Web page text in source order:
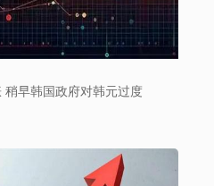
早韩国政府对韩元过度